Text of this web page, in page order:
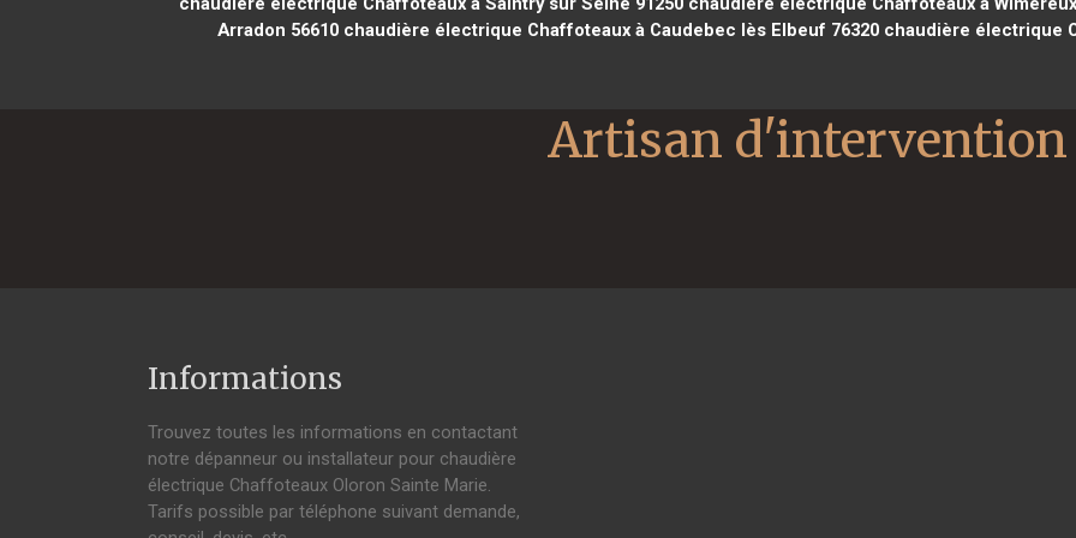
Arradon 56610 chaudière électrique Chaffoteaux à Caudebec lès Elbeuf 76320 chaudière électrique
Informations
Trouvez toutes les informations en contactant
notre dépanneur ou installateur pour chaudière
électrique Chaffoteaux Oloron Sainte Marie.
Tarifs possible par téléphone suivant demande,
Artisan d'intervention